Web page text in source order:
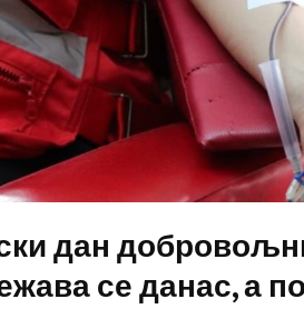
дан
се данас, а